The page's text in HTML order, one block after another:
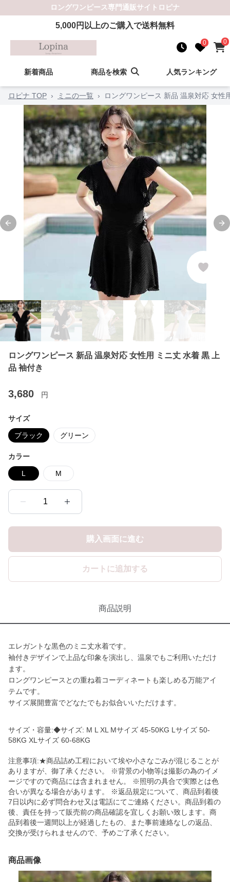
ロングワンピース専門通販サイト ロピナ
5,000円以上のご購入で送料無料
0 0
新着商品 商品を検索 人気ランキング
ロピナ TOP › ミニの一覧 › ロングワンピース 新品 温泉対応 女性
Previous slide
ロングワンピース 新品 温泉対応 女性用 ミニ丈 水着 黒 上
品 袖付き
3,680 円
サイズ
ブラック グリーン
カラー
L M
1
購入画面に進む
カートに追加する
商品説明
エレガントな黒色のミニ丈水着です。
袖付きデザインで上品な印象を演出し、温泉でもご利用いただけ
ます。
ロングワンピースとの重ね着コーディネートも楽しめる万能アイ
テムです。
サイズ展開豊富でどなたでもお似合いいただけます。
サイズ・容量:◆サイズ: M L XL Mサイズ 45-50KG Lサイズ 50-
58KG XLサイズ 60-68KG
注意事項:★商品詰め工程において埃や小さなごみが混じることが
ありますが、御了承ください。 ※背景の小物等は撮影の為のイメ
ージですので商品には含まれません。 ※照明の具合で実際とは色
合いが異なる場合があります。 ※返品規定について、商品到着後
7日以内に必ず問合わせ又は電話にてご連絡ください。商品到着の
後、責任を持って販売前の商品確認を宜しくお願い致します。商
品到着後一週間以上が経過したもの、また事前連絡なしの返品、
交換が受けられませんので、予めご了承ください。
商品画像